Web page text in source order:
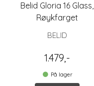
Belid Gloria 16 Glass,
Røykfarget
BELID
1.479,-
På lager